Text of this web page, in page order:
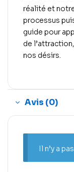
réalité et
processus
guide pour
de
nos désirs.
Avis (0)
Il n’y a